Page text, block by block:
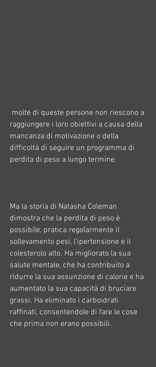
raggiungere i loro obiettivi a causa della
mancanza di motivazione o della
difficoltà di seguire un programma di
perdita di peso a lungo termine.
Ma la storia di Natasha Coleman
dimostra che la perdita di peso è
possibile, pratica regolarmente il
sollevamento pesi, l'ipertensione e il
colesterolo alto. Ha migliorato la sua
salute mentale, che ha contribuito a
ridurre la sua assunzione di calorie e ha
aumentato la sua capacità di bruciare
grassi. Ha eliminato i carboidrati
raffinati, consentendole di fare le cose
che prima non erano possibili.